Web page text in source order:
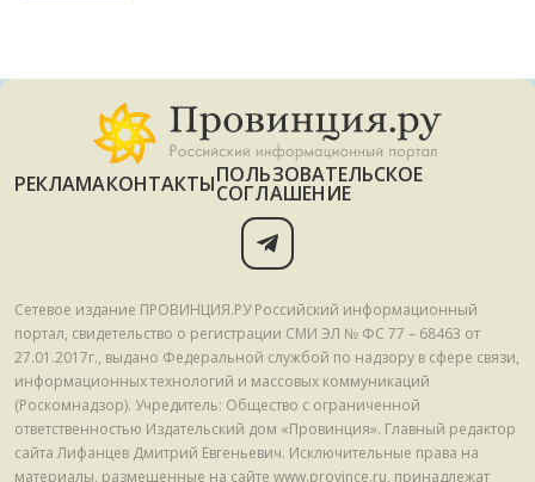
РЕКЛАМАКОНТАКТЫПОЛЬЗОВАТЕЛЬСКОЕ
СОГЛАШЕНИЕ
Сетевое издание ПРОВИНЦИЯ.РУ Российский информационный
портал, свидетельство о регистрации СМИ ЭЛ № ФС 77 – 68463 от
27.01.2017г., выдано Федеральной службой по надзору в сфере связи,
информационных технологий и массовых коммуникаций
(Роскомнадзор). Учредитель: Общество с ограниченной
ответственностью Издательский дом «Провинция». Главный редактор
сайта Лифанцев Дмитрий Евгеньевич. Исключительные права на
материалы, размещенные на сайте www.province.ru, принадлежат